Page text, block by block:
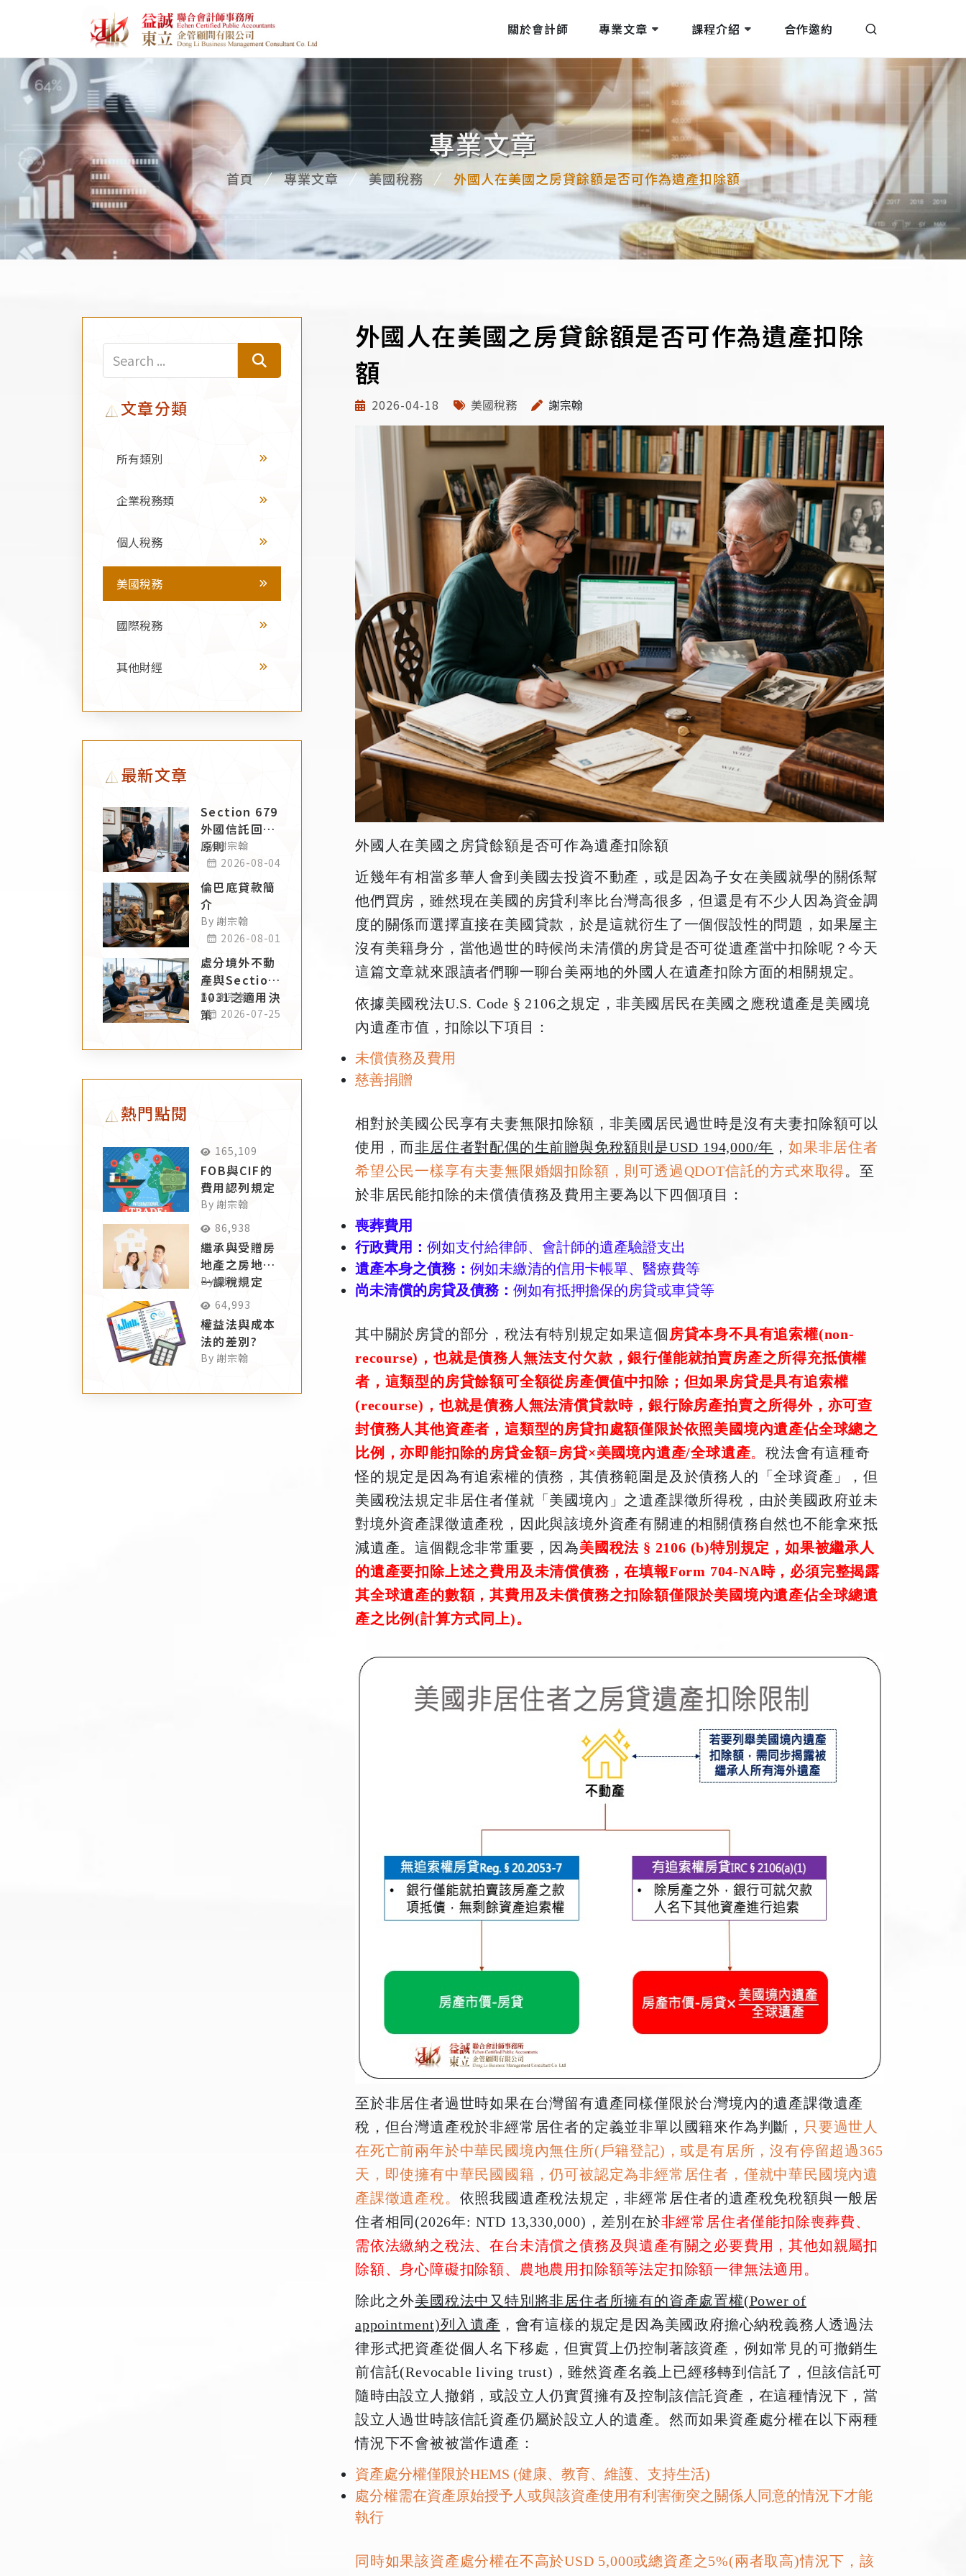
關於會計師 專業文章 課程介紹 合作邀約
專業文章
首頁 專業文章 美國稅務 外國人在美國之房貸餘額是否可作為遺產扣除額
文章分類
所有類別
企業稅務類
個人稅務
美國稅務
國際稅務
其他財經
最新文章
Section 679
外國信託回溯
原則
By 謝宗翰
2026-08-04
倫巴底貸款簡
介
By 謝宗翰
2026-08-01
處分境外不動
產與Section
1031之適用決
策
By 謝宗翰
2026-07-25
熱門點閱
165,109
FOB與CIF的
費用認列規定
By 謝宗翰
86,938
繼承與受贈房
地產之房地合
一課稅規定
By 謝宗翰
64,993
權益法與成本
法的差別?
By 謝宗翰
外國人在美國之房貸餘額是否可作為遺產扣除
額
2026-04-18 美國稅務 謝宗翰
外國人在美國之房貸餘額是否可作為遺產扣除額
近幾年有相當多華人會到美國去投資不動產，或是因為子女在美國就學的關係幫
他們買房，雖然現在美國的房貸利率比台灣高很多，但還是有不少人因為資金調
度的關係而選擇直接在美國貸款，於是這就衍生了一個假設性的問題，如果屋主
沒有美籍身分，當他過世的時候尚未清償的房貸是否可從遺產當中扣除呢？今天
這篇文章就來跟讀者們聊一聊台美兩地的外國人在遺產扣除方面的相關規定。
依據美國稅法U.S. Code § 2106之規定，非美國居民在美國之應稅遺產是美國境
內遺產市值，扣除以下項目：
未償債務及費用
慈善捐贈
相對於美國公民享有夫妻無限扣除額，非美國居民過世時是沒有夫妻扣除額可以
使用，而非居住者對配偶的生前贈與免稅額則是USD 194,000/年 ，如果非居住者
希望公民一樣享有夫妻無限婚姻扣除額，則可透過QDOT信託的方式來取得。至
於非居民能扣除的未償債債務及費用主要為以下四個項目：
喪葬費用
行政費用： 例如支付給律師、會計師的遺產驗證支出
遺產本身之債務： 例如未繳清的信用卡帳單、醫療費等
尚未清償的房貸及債務： 例如有抵押擔保的房貸或車貸等
其中關於房貸的部分，稅法有特別規定如果這個 房貸本身不具有追索權(non-
recourse)，也就是債務人無法支付欠款，銀行僅能就拍賣房產之所得充抵債權
者，這類型的房貸餘額可全額從房產價值中扣除；但如果房貸是具有追索權
(recourse)，也就是債務人無法清償貸款時，銀行除房產拍賣之所得外，亦可查
封債務人其他資產者，這類型的房貸扣處額僅限於依照美國境內遺產佔全球總之
比例，亦即能扣除的房貸金額=房貸×美國境內遺產/全球遺產。稅法會有這種奇
怪的規定是因為有追索權的債務，其債務範圍是及於債務人的「全球資產」，但
美國稅法規定非居住者僅就「美國境內」之遺產課徵所得稅，由於美國政府並未
對境外資產課徵遺產稅，因此與該境外資產有關連的相關債務自然也不能拿來抵
減遺產。這個觀念非常重要，因為美國稅法 § 2106 (b)特別規定，如果被繼承人
的遺產要扣除上述之費用及未清償債務，在填報Form 704-NA時，必須完整揭露
其全球遺產的數額，其費用及未償債務之扣除額僅限於美國境內遺產佔全球總遺
產之比例(計算方式同上)。
至於非居住者過世時如果在台灣留有遺產同樣僅限於台灣境內的遺產課徵遺產
稅，但台灣遺產稅於非經常居住者的定義並非單以國籍來作為判斷， 只要過世人
在死亡前兩年於中華民國境內無住所(戶籍登記)，或是有居所，沒有停留超過365
天，即使擁有中華民國國籍，仍可被認定為非經常居住者，僅就中華民國境內遺
產課徵遺產稅。 依照我國遺產稅法規定，非經常居住者的遺產稅免稅額與一般居
住者相同(2026年: NTD 13,330,000)，差別在於非經常居住者僅能扣除喪葬費、
需依法繳納之稅法、在台未清償之債務及與遺產有關之必要費用，其他如親屬扣
除額、身心障礙扣除額、農地農用扣除額等法定扣除額一律無法適用。
除此之外美國稅法中又特別將非居住者所擁有的資產處置權(Power of
appointment)列入遺產 ，會有這樣的規定是因為美國政府擔心納稅義務人透過法
律形式把資產從個人名下移處，但實質上仍控制著該資產，例如常見的可撤銷生
前信託(Revocable living trust)，雖然資產名義上已經移轉到信託了，但該信託可
隨時由設立人撤銷，或設立人仍實質擁有及控制該信託資產，在這種情況下，當
設立人過世時該信託資產仍屬於設立人的遺產。然而如果資產處分權在以下兩種
情況下不會被被當作遺產：
資產處分權僅限於HEMS (健康、教育、維護、支持生活)
處分權需在資產原始授予人或與該資產使用有利害衝突之關係人同意的情況下才能
執行
同時如果該資產處分權在不高於USD 5,000或總資產之5%(兩者取高)情況下，該